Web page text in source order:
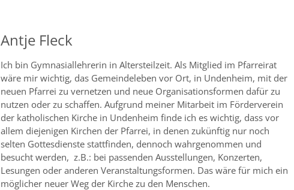
Antje Fleck
Ich bin Gymnasiallehrerin in Altersteilzeit. Als Mitglied im Pfarreirat
wäre mir wichtig, das Gemeindeleben vor Ort, in Undenheim, mit der
neuen Pfarrei zu vernetzen und neue Organisationsformen dafür zu
nutzen oder zu schaffen. Aufgrund meiner Mitarbeit im Förderverein
der katholischen Kirche in Undenheim finde ich es wichtig, dass vor
allem diejenigen Kirchen der Pfarrei, in denen zukünftig nur noch
selten Gottesdienste stattfinden, dennoch wahrgenommen und
besucht werden, z.B.: bei passenden Ausstellungen, Konzerten,
Lesungen oder anderen Veranstaltungsformen. Das wäre für mich ein
möglicher neuer Weg der Kirche zu den Menschen.